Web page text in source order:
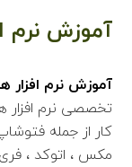
آموزش نرم
آموزش نرم افزار
تخصصی نرم افزار
کار از جمله
مکس ، اتوکد ،